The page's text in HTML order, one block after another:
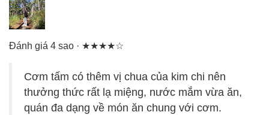
Đánh giá 4 sao · ★★★★☆
Cơm tấm có thêm vị chua của kim chi nên
thưởng thức rất lạ miệng, nước mắm vừa ăn,
quán đa dạng về món ăn chung với cơm.